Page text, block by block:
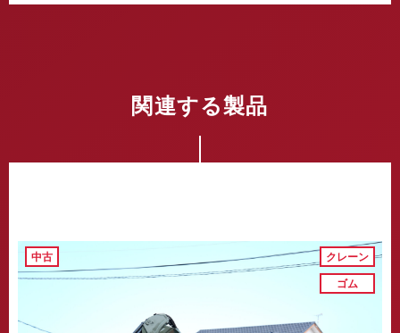
関連する製品
中古
クレーン
ゴム